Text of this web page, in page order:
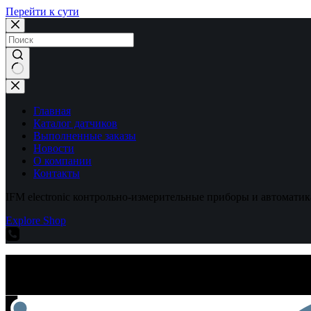
Перейти к сути
Ничего
не
найденоГлавная
Каталог датчиков
Выполненные заказы
Новости
О компании
Контакты
IFM electronic контрольно-измерительные приборы и
Explore Shop